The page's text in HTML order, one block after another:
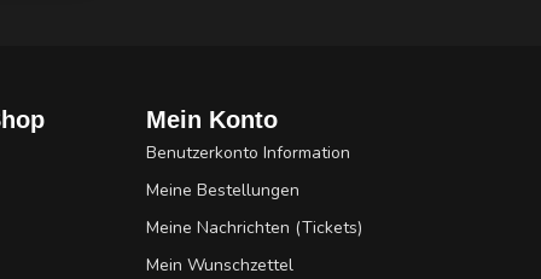
Mein Konto
Benutzerkonto Information
Meine Bestellungen
Meine Nachrichten (Tickets)
Mein Wunschzettel